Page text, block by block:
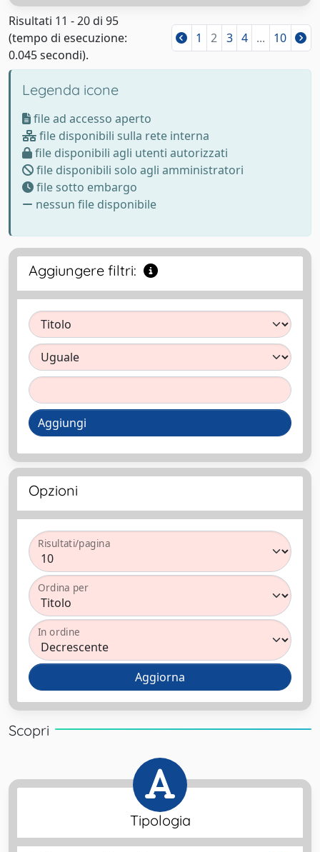
Risultati 11 - 20 di 95
(tempo di esecuzione:
0.045 secondi).
1 2 3 4 ... 10
Legenda icone
file ad accesso aperto
file disponibili sulla rete interna
file disponibili agli utenti autorizzati
file disponibili solo agli amministratori
file sotto embargo
nessun file disponibile
Aggiungere filtri:
Aggiungi
Opzioni
Risultati/pagina
Ordina per
In ordine
Scopri
Tipologia